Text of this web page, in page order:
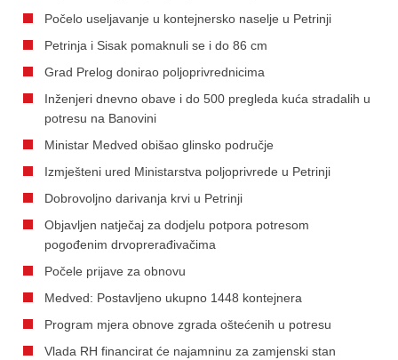
Počelo useljavanje u kontejnersko naselje u Petrinji
Petrinja i Sisak pomaknuli se i do 86 cm
Grad Prelog donirao poljoprivrednicima
Inženjeri dnevno obave i do 500 pregleda kuća stradalih u
potresu na Banovini
Ministar Medved obišao glinsko područje
Izmješteni ured Ministarstva poljoprivrede u Petrinji
Dobrovoljno darivanja krvi u Petrinji
Objavljen natječaj za dodjelu potpora potresom
pogođenim drvoprerađivačima
Počele prijave za obnovu
Medved: Postavljeno ukupno 1448 kontejnera
Program mjera obnove zgrada oštećenih u potresu
Vlada RH financirat će najamninu za zamjenski stan